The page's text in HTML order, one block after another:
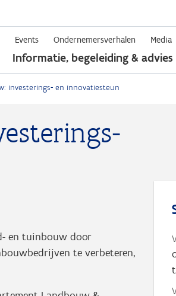
Overslaan
en
naar
de
inhoud
Events Ondernemersverhalen Media
Informatie, begeleiding & advies
investerings- en innovatiesteun
en tuinbouw door
te verbeteren,